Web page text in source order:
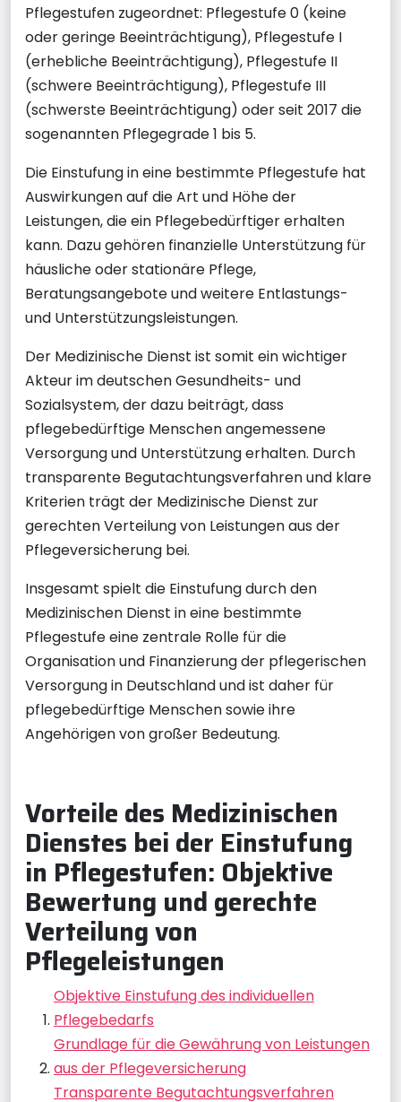
Pflegestufen zugeordnet: Pflegestufe 0 (keine
oder geringe Beeinträchtigung), Pflegestufe I
(erhebliche Beeinträchtigung), Pflegestufe II
(schwere Beeinträchtigung), Pflegestufe III
(schwerste Beeinträchtigung) oder seit 2017 die
sogenannten Pflegegrade 1 bis 5.
Die Einstufung in eine bestimmte Pflegestufe hat
Auswirkungen auf die Art und Höhe der
Leistungen, die ein Pflegebedürftiger erhalten
kann. Dazu gehören finanzielle Unterstützung für
häusliche oder stationäre Pflege,
Beratungsangebote und weitere Entlastungs-
und Unterstützungsleistungen.
Der Medizinische Dienst ist somit ein wichtiger
Akteur im deutschen Gesundheits- und
Sozialsystem, der dazu beiträgt, dass
pflegebedürftige Menschen angemessene
Versorgung und Unterstützung erhalten. Durch
transparente Begutachtungsverfahren und klare
Kriterien trägt der Medizinische Dienst zur
gerechten Verteilung von Leistungen aus der
Pflegeversicherung bei.
Insgesamt spielt die Einstufung durch den
Medizinischen Dienst in eine bestimmte
Pflegestufe eine zentrale Rolle für die
Organisation und Finanzierung der pflegerischen
Versorgung in Deutschland und ist daher für
pflegebedürftige Menschen sowie ihre
Angehörigen von großer Bedeutung.
Vorteile des Medizinischen
Dienstes bei der Einstufung
in Pflegestufen: Objektive
Bewertung und gerechte
Verteilung von
Pflegeleistungen
Objektive Einstufung des individuellen
Pflegebedarfs
Grundlage für die Gewährung von Leistungen
aus der Pflegeversicherung
Transparente Begutachtungsverfahren